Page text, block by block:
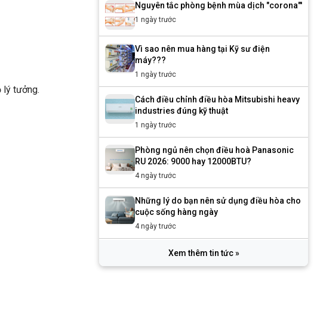
lý tưởng.
Nguyên tắc phòng bệnh mùa dịch "corona"'
1 ngày trước
Vì sao nên mua hàng tại Kỹ sư điện
máy???
1 ngày trước
Cách điều chỉnh điều hòa Mitsubishi heavy
industries đúng kỹ thuật
1 ngày trước
Phòng ngủ nên chọn điều hoà Panasonic
RU 2026: 9000 hay 12000BTU?
4 ngày trước
Những lý do bạn nên sử dụng điều hòa cho
cuộc sống hàng ngày
4 ngày trước
Xem thêm tin tức »